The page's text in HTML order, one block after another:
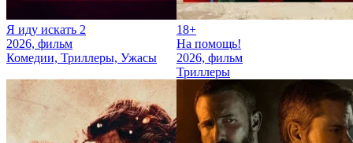
Я иду искать 2
2026, фильм
Комедии, Триллеры, Ужасы
18+
На помощь!
2026, фильм
Триллеры